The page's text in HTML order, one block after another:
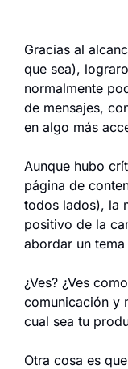
Gracias al
que sea),
normalmente
de mensajes,
en algo más
Aunque hubo
página de
todos lados), la
positivo de la
abordar un
¿Ves? ¿Ves
comunicación y
cual sea tu
Otra cosa es